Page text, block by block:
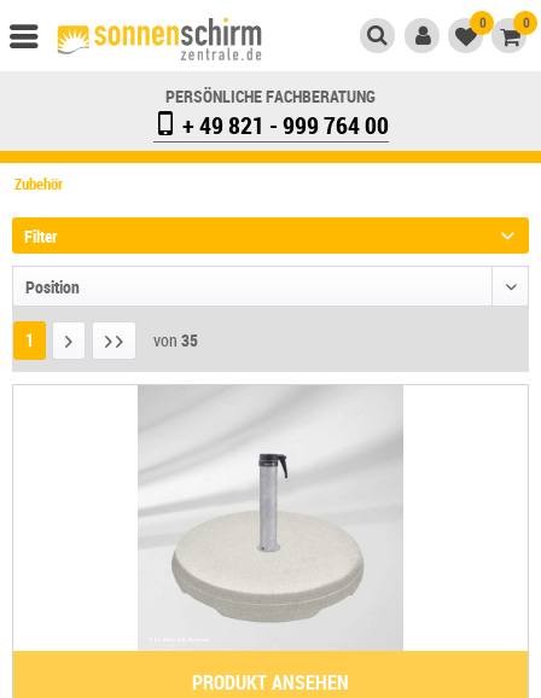
0 0
PERSÖNLICHE FACHBERATUNG
+ 49 821 - 999 764 00
Zubehör
Filter
1 von 35
PRODUKT ANSEHEN